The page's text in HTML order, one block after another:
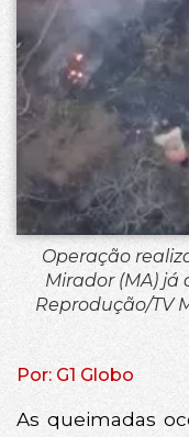
Operação
Mirador (MA)
Reprodução/TV
Por: G1 Globo
As queimadas